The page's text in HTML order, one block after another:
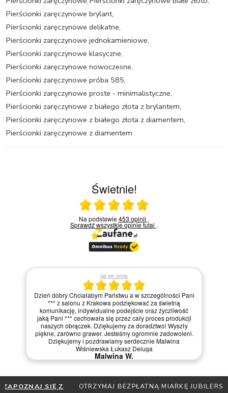
Pierścionki zaręczynowe brylant,
Pierścionki zaręczynowe delikatne,
Pierścionki zaręczynowe jednokamieniowe,
Pierścionki zaręczynowe klasyczne,
Pierścionki zaręczynowe nowoczesne,
Pierścionki zaręczynowe próba 585,
Pierścionki zaręczynowe proste - minimalistyczne,
Pierścionki zaręczynowe z białego złota z brylantem,
Pierścionki zaręczynowe z białego złota z diamentem,
Pierścionki zaręczynowe z diamentem
Świetnie!
Ocena średnia 5 na 5
Na podstawie453 opinii .
Sprawdź wszystkie opinietutaj .
06.05.2026
Dzień dobry Chciałabym Państwu a w szczególności Pani
*** z salonu z Krakowa podziękować za świetną
komunikację, indywidualne podejście oraz życzliwość
jaką Pani *** cechowała się przez cały proces produkcji
naszych obrączek. Dziękujemy za doradztwo! Wyszły
piękne, zarówno grawer. Jesteśmy ogromnie zadowoleni.
Dziękujemy i pozdrawiamy serdecznie Malwina
Wiśniewska Łukasz Deluga
Malwina W.
OTRZYMAJ BEZPŁATNĄ MIARKĘ JUBILERSKĄ ORAZ DO 30%